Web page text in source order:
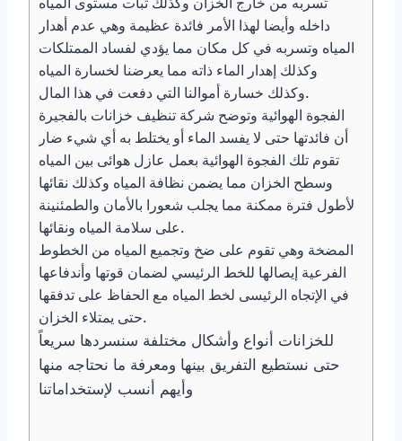
داخله وأيضا لهذا الأمر فائدة عظيمة وهي عدم أهدار
المياه وتسربه في كل مكان مما يؤدي لفساد الممتلكات
وكذلك إهدار الماء ذاته مما يعرضنا لخسارة المياه
وكذلك خسارة أموالنا التي دفعت في هذا المال.
الفجوة الهوائية وتوضح شركة تنظيف خزانات بالفجيرة
أن فائدتها حتى لا يفسد الماء أو يختلط به أي شيء ضار
تقوم تلك الفجوة الهوائية بعمل عازل هوائى بين المياه
وسطح الخزان مما يضمن نظافة المياه وكذلك نقائها
لأطول فترة ممكنة مما يجلب شعورا بالأمان والطمئنينة
على سلامة المياه ونقائها.
المضخة وهي تقوم على ضخ وتجميع المياه من الخطوط
الفرعية إيصالها للخط الرئيسي لضمان قوتها وأندفاعها
في الإتجاه الرئيسى لخط المياه مع الحفاظ على تدفقها
حتى يمتلاء الخزان.
للخزانات أنواع وأشكال مختلفة سنسردها سريعاً
حتى نستطيع التفريق بينها ومعرفة ما نحتاجه منها
وأيهم أنسب لإستخداماتنا